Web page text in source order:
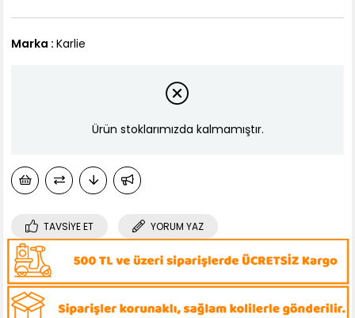
Marka : Karlie
Ürün stoklarımızda kalmamıştır.
TAVSIYE ET YORUM YAZ